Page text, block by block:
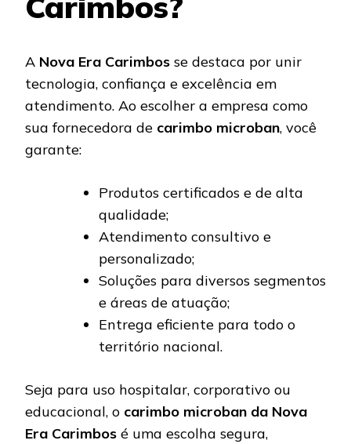
A Nova Era Carimbos se destaca por unir
tecnologia, confiança e excelência em
atendimento. Ao escolher a empresa como
sua fornecedora de carimbo microban, você
garante:
Produtos certificados e de alta
qualidade;
Atendimento consultivo e
personalizado;
Soluções para diversos segmentos
e áreas de atuação;
Entrega eficiente para todo o
território nacional.
Seja para uso hospitalar, corporativo ou
educacional, o carimbo microban da Nova
Era Carimbos é uma escolha segura,